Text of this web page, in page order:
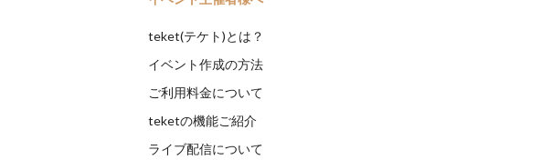
teket(テケト)とは？
イベント作成の方法
ご利用料金について
teketの機能ご紹介
ライブ配信について